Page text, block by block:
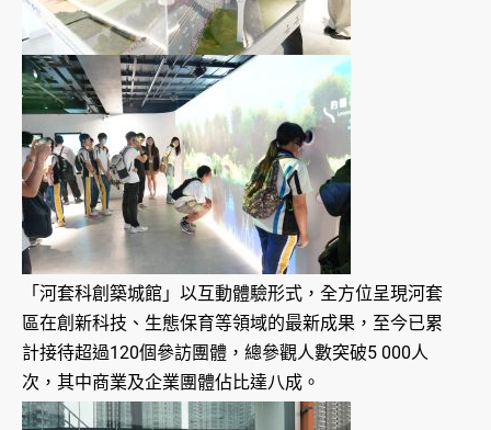
「河套科創築城館」以互動體驗形式，全方位呈現河套
區在創新科技、生態保育等領域的最新成果，至今已累
計接待超過120個參訪團體，總參觀人數突破5 000人
次，其中商業及企業團體佔比達八成。